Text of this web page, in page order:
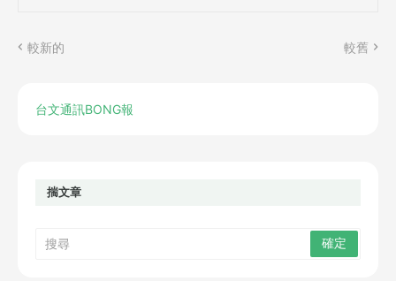
較新的 較舊
台文通訊BONG報
揣文章